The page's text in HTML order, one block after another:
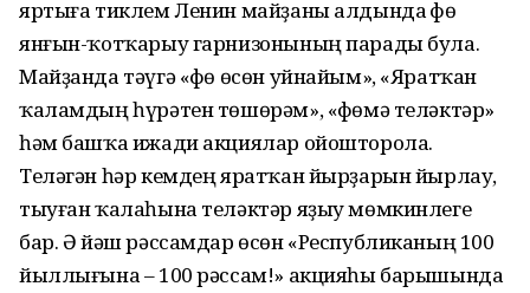
яртыға тиклем Ленин майҙаны алдында Өфө
янғын-ҡотҡарыу гарнизонының парады була.
Майҙанда тәүгә «Өфө өсөн уйнайым», «Яратҡан
ҡаламдың һүрәтен төшөрәм», «Өфөмә теләктәр»
һәм башҡа ижади акциялар ойошторола.
Теләгән һәр кемдең яратҡан йырҙарын йырлау,
тыуған ҡалаһына теләктәр яҙыу мөмкинлеге
бар. Ә йәш рәссамдар өсөн «Республиканың 100
йыллығына – 100 рәссам!» акцияһы барышында